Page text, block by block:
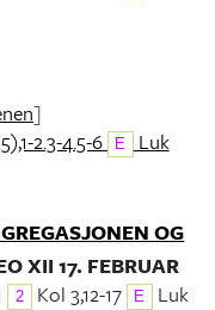
]
2.3-4.5-6 E Luk
OG
XII 17. FEBRUAR
2 Kol 3,12-17 E Luk